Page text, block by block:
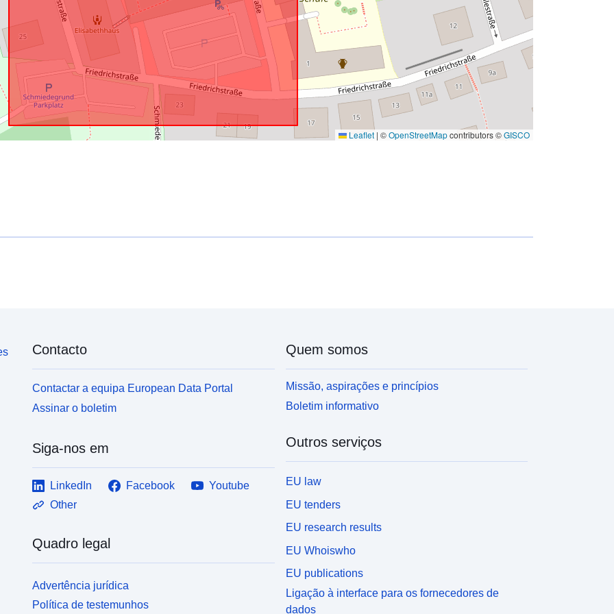
Leaflet | ©OpenStreetMapcontributors ©GISCO
Contacto
Contactar a equipa European Data Portal
Assinar o boletim
Siga-nos em
LinkedIn Facebook
Youtube
Other
Quadro legal
Advertência jurídica
Política de testemunhos
Quem somos
Missão, aspirações e princípios
Boletim informativo
Outros serviços
EU law
EU tenders
EU research results
EU Whoiswho
EU publications
Ligação à interface para os fornecedores de
dados